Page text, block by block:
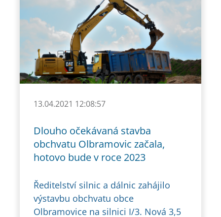
13.04.2021 12:08:57
Dlouho očekávaná stavba
obchvatu Olbramovic začala,
hotovo bude v roce 2023
Ředitelství silnic a dálnic zahájilo
výstavbu obchvatu obce
Olbramovice na silnici I/3. Nová 3,5